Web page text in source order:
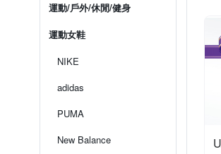
運動/戶外/休閒/健身
運動女鞋
NIKE
adidas
PUMA
New Balance